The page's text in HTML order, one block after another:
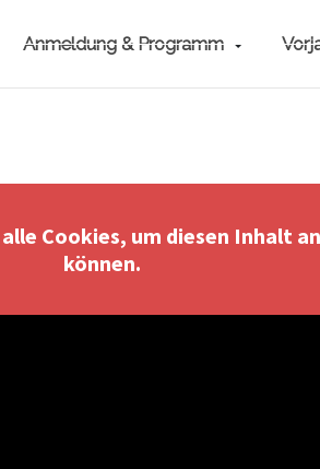
Anmeldung & Programm
Cookies, um diesen Inhalt
können.